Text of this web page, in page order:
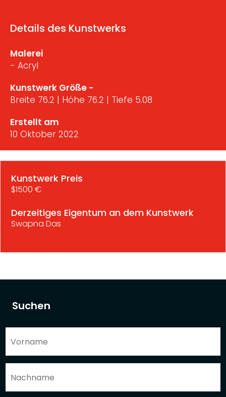
Suchen
Details des Kunstwerks
Malerei
- Acryl
Kunstwerk Größe -
Breite 76.2 | Höhe 76.2 | Tiefe 5.08
Erstellt am
10 Oktober 2022
Kunstwerk Preis
$1500 €
Derzeitiges Eigentum an dem Kunstwerk
Swapna Das